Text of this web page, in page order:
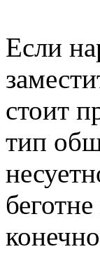
Если
стоит
тип